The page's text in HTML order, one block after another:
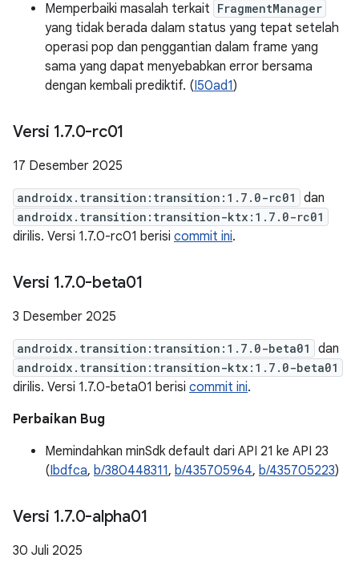
Memperbaiki masalah terkait FragmentManager
yang tidak berada dalam status yang tepat setelah
operasi pop dan penggantian dalam frame yang
sama yang dapat menyebabkan error bersama
dengan kembali prediktif. (I50ad1)
Versi 1.7.0-rc01
17 Desember 2025
androidx.transition:transition:1.7.0-rc01 dan
androidx.transition:transition-ktx:1.7.0-rc01
dirilis. Versi 1.7.0-rc01 berisi commit ini.
Versi 1.7.0-beta01
3 Desember 2025
androidx.transition:transition:1.7.0-beta01 dan
androidx.transition:transition-ktx:1.7.0-beta01
dirilis. Versi 1.7.0-beta01 berisi commit ini.
Perbaikan Bug
Memindahkan minSdk default dari API 21 ke API 23
(Ibdfca, b/380448311, b/435705964, b/435705223)
Versi 1.7.0-alpha01
30 Juli 2025